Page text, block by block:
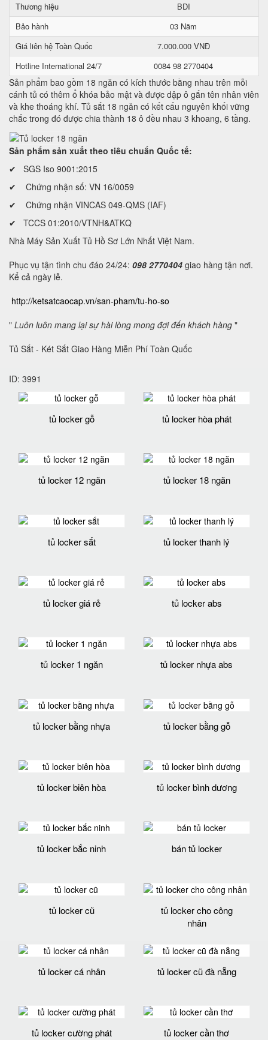
Thương hiệu
BDI
Bảo hành
03 Năm
Giá liên hệ Toàn Quốc
7.000.000 VNĐ
Hotline International 24/7
0084 98 2770404
Sản phẩm bao gồm 18 ngăn có kích thước bằng nhau trên mỗi
cánh tủ có thêm ổ khóa bảo mật và được dập ô gắn tên nhân viên
và khe thoáng khí. Tủ sắt 18 ngăn có kết cấu nguyên khối vững
chắc trong đó được chia thành 18 ô đều nhau 3 khoang, 6 tầng.
Sản phẩm sản xuất theo tiêu chuẩn Quốc tế:
✔ SGS Iso 9001:2015
✔ Chứng nhận số: VN 16/0059
✔ Chứng nhận VINCAS 049-QMS (IAF)
✔ TCCS 01:2010/VTNH&ATKQ
Nhà Máy Sản Xuất Tủ Hồ Sơ Lớn Nhất Việt Nam.
Phục vụ tận tình chu đáo 24/24: 098 2770404 giao hàng tận nơi.
Kể cả ngày lễ.
http://ketsatcaocap.vn/san-pham/tu-ho-so
" Luôn luôn mang lại sự hài lòng mong đợi đến khách hàng "
Tủ Sắt - Két Sắt Giao Hàng Miễn Phí Toàn Quốc
ID: 3991
tủ locker gỗ tủ locker hòa phát
tủ locker 12 ngăn tủ locker 18 ngăn
tủ locker sắt tủ locker thanh lý
tủ locker giá rẻ tủ locker abs
tủ locker 1 ngăn tủ locker nhựa abs
tủ locker bằng nhựa tủ locker bằng gỗ
tủ locker biên hòa tủ locker bình dương
tủ locker bắc ninh bán tủ locker
tủ locker cũ
tủ locker cho công
nhân
tủ locker cá nhân tủ locker cũ đà nẵng
tủ locker cường phát tủ locker cần thơ